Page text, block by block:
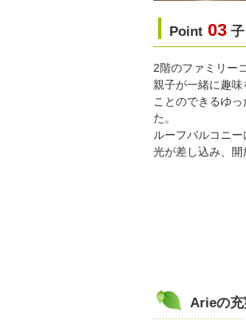
Point 03
2階のファミリー
親子が一緒に趣
ことのできるゆ
た。
ルーフバルコニ
光が差し込み、開
Arieの充